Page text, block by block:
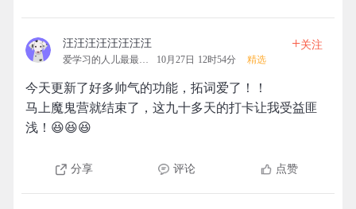
汪汪汪汪汪汪汪汪
爱学习的人儿最最最可爱 10月27日 12时54分 精选
+关注
今天更新了好多帅气的功能，拓词爱了！！
马上魔鬼营就结束了，这九十多天的打卡让我受益匪
浅！😆😆😆
分享 评论 点赞